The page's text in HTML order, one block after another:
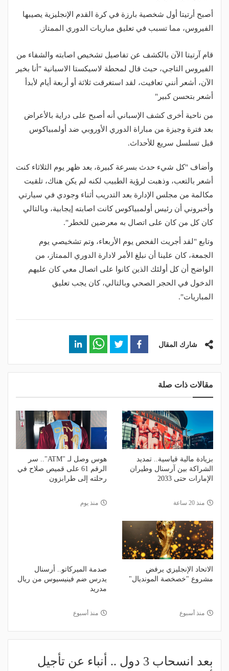
أصبح أرتيتا أول شخصية بارزة في كرة القدم الإنجليزية يصيبها
الفيروس، مما تسبب في تعليق مباريات الدوري الممتاز.
قام آرتيتا الآن بالكشف عن تفاصيل تشخيص اصابته والشفاء من
الفيروس التاجي، حيث قال لمحطة لاسيكستا الاسبانية "أنا بخير
الآن، أشعر أنني تعافيت، لقد استغرقت ثلاثة أو أربعة أيام لأبدأ
أشعر بتحسن كبير"
من ناحية أخرى كشف الإسباني أنه أصبح على دراية بالأعراض
بعد فترة وجيزة من مباراة الدوري الأوروبي ضد أولمبياكوس
قبل تسلسل سريع للأحداث.
وأضاف "كل شيء حدث بسرعة كبيرة، بعد ظهر يوم الثلاثاء كنت
أشعر بالتعب، وذهبت لرؤية الطبيب لكنه لم يكن هناك، تلقيت
مكالمة من مجلس الإدارة بعد التدريب أثناء وجودي في سيارتي
وأخبروني أن رئيس أولمبياكوس كانت اصابته إيجابية، وبالتالي
كان كل من كان على اتصال به معرضين للخطر".
وتابع "لقد أجريت الفحص يوم الأربعاء، وتم تشخيصي يوم
الجمعة، كان علينا أن نبلغ الأمر لادارة الدوري الممتاز، من
الواضح أن كل أولئك الذين كانوا على اتصال معي كان عليهم
الدخول في الحجر الصحي وبالتالي، كان يجب تعليق
المباريات".
شارك المقال
مقالات ذات صلة
بزيادة مالية قياسية.. تمديد
الشراكة بين آرسنال وطيران
الإمارات حتى 2033
منذ 20 ساعة
هوس وصل لـ "ATM".. سر
الرقم 61 على قميص صلاح في
رحلته إلى طرابزون
منذ يوم
الاتحاد الإنجليزي يرفض
مشروع "خصخصة المونديال"
منذ أسبوع
صدمة الميركاتو.. أرسنال
يدرس ضم فينيسيوس من ريال
مدريد
منذ أسبوع
بعد انسحاب 3 دول .. أنباء عن تأجيل